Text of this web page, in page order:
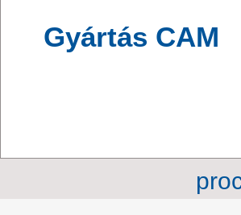
Gyártás CAM